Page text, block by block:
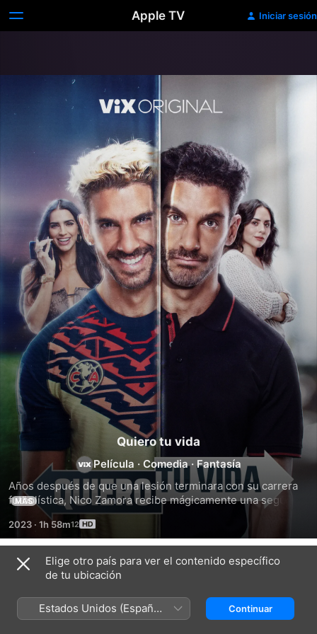
Apple TV Iniciar sesión
Quiero tu vida
Película · Comedia · Fantasía
Años después de que una lesión terminara con su carrera
futbolística, Nico Zamora recibe mágicamente una segunda
oportunidad. Pronto se da cuenta que el éxito no es la
felicidad.
MÁS
2023 · 1h 58m
Títulos relacionados
permitidos
Valet
casé
con
Elige otro país para ver el contenido específico
de tu ubicación
Estados Unidos (Español
México)
Continuar